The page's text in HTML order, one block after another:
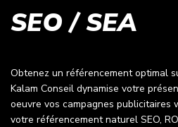
SEO / SEA
Obtenez un référencement optimal
Kalam Conseil dynamise votre
oeuvre vos campagnes publicitaires
votre référencement naturel SEO,